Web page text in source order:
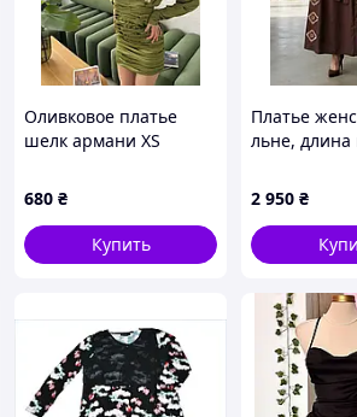
Оливковое платье
шелк армани XS
680 ₴
Купить
Платье
льне, длина
2 950 ₴